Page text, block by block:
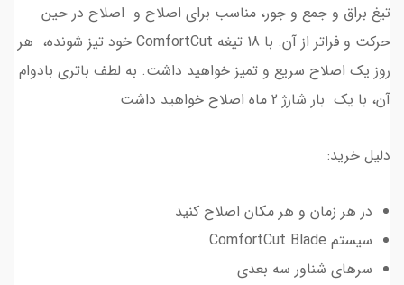
تیغ براق و جمع و جور، مناسب برای اصلاح و اصلاح در حین
حرکت و فراتر از آن. با 18 تیغه ComfortCut خود تیز شونده، هر
روز یک اصلاح سریع و تمیز خواهید داشت. به لطف باتری بادوام
آن، با یک بار شارژ 2 ماه اصلاح خواهید داشت
دلیل خرید:
در هر زمان و هر مکان اصلاح کنید
سیستم ComfortCut Blade
سرهای شناور سه بعدی